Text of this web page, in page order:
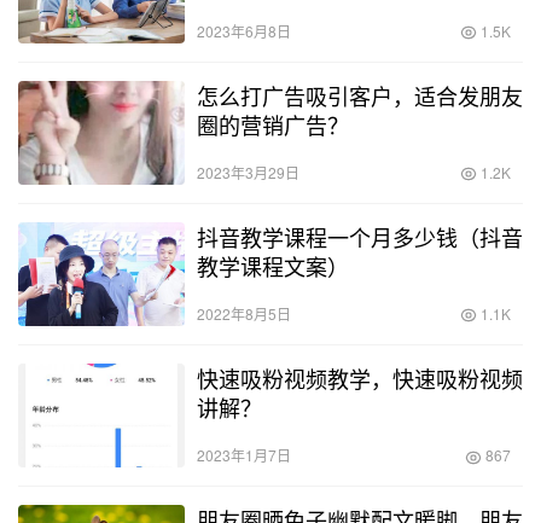
2023年6月8日 1.5K
怎么打广告吸引客户，适合发朋友
圈的营销广告？
2023年3月29日 1.2K
抖音教学课程一个月多少钱（抖音
教学课程文案）
2022年8月5日 1.1K
快速吸粉视频教学，快速吸粉视频
讲解？
2023年1月7日 867